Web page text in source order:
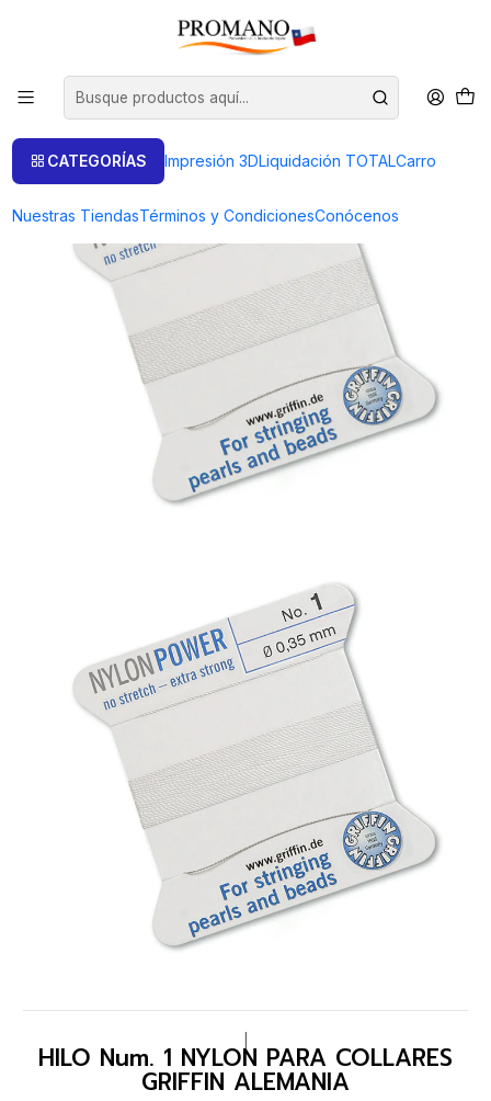
CATEGORÍAS Impresión 3DLiquidación TOTALCarro
Nuestras TiendasTérminos y CondicionesConócenos
Inicio Bisutería
HILO Num. 1 NYLON PARA COLLARES GRIFFIN ALEMANIA
HILO Num. 1 NYLON PARA COLLARES
GRIFFIN ALEMANIA